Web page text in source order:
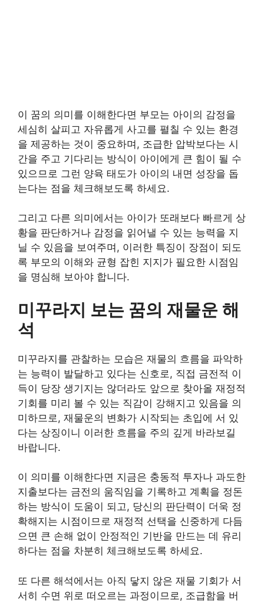
이 꿈의 의미를 이해한다면 부모는 아이의 감정을
세심히 살피고 자유롭게 사고를 펼칠 수 있는 환경
을 제공하는 것이 중요하며, 조급한 압박보다는 시
간을 주고 기다리는 방식이 아이에게 큰 힘이 될 수
있으므로 그런 양육 태도가 아이의 내면 성장을 돕
는다는 점을 체크해보도록 하세요.
그리고 다른 의미에서는 아이가 또래보다 빠르게 상
황을 판단하거나 감정을 읽어낼 수 있는 능력을 지
닐 수 있음을 보여주며, 이러한 특징이 장점이 되도
록 부모의 이해와 균형 잡힌 지지가 필요한 시점임
을 명심해 보아야 합니다.
미꾸라지 보는 꿈의 재물운 해
석
미꾸라지를 관찰하는 모습은 재물의 흐름을 파악하
는 능력이 발달하고 있다는 신호로, 직접 금전적 이
득이 당장 생기지는 않더라도 앞으로 찾아올 재정적
기회를 미리 볼 수 있는 직감이 강해지고 있음을 의
미하므로, 재물운의 변화가 시작되는 초입에 서 있
다는 상징이니 이러한 흐름을 주의 깊게 바라보길
바랍니다.
이 의미를 이해한다면 지금은 충동적 투자나 과도한
지출보다는 금전의 움직임을 기록하고 계획을 정돈
하는 방식이 도움이 되고, 당신의 판단력이 더욱 정
확해지는 시점이므로 재정적 선택을 신중하게 다듬
으면 큰 손해 없이 안정적인 기반을 만드는 데 유리
하다는 점을 차분히 체크해보도록 하세요.
또 다른 해석에서는 아직 닿지 않은 재물 기회가 서
서히 수면 위로 떠오르는 과정이므로, 조급함을 버